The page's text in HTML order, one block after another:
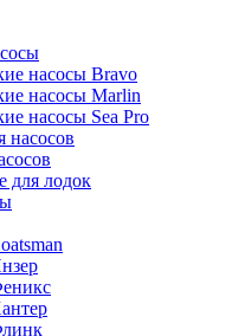
насосы Bravo
насосы Marlin
насосы Sea Pro
насосов
для лодок